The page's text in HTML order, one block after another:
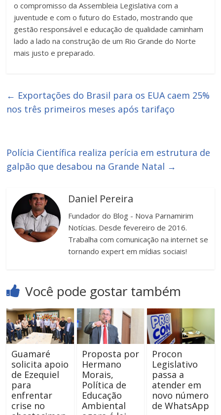
o compromisso da Assembleia Legislativa com a
juventude e com o futuro do Estado, mostrando que
gestão responsável e educação de qualidade caminham
lado a lado na construção de um Rio Grande do Norte
mais justo e preparado.
← Exportações do Brasil para os EUA caem 25%
nos três primeiros meses após tarifaço
Polícia Científica realiza perícia em estrutura de
galpão que desabou na Grande Natal →
Daniel Pereira
Fundador do Blog - Nova Parnamirim
Notícias. Desde fevereiro de 2016.
Trabalha com comunicação na internet se
tornando expert em mídias sociais!
Você pode gostar também
Guamaré
solicita apoio
de Ezequiel
para
enfrentar
crise no
Proposta por
Hermano
Morais,
Política de
Educação
Ambiental
Procon
Legislativo
passa a
atender em
novo número
de WhatsApp